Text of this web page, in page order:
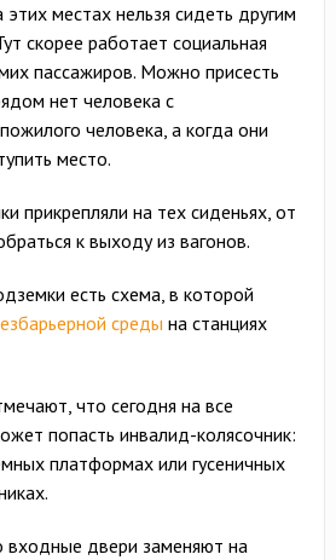
местах нельзя сидеть другим
скорее работает социальная
пассажиров. Можно присесть
нет человека с
человека, а когда они
место.
прикрепляли на тех сиденьях, от
к выходу из вагонов.
есть схема, в которой
среды на станциях
что сегодня на все
попасть инвалид-колясочник:
платформах или гусеничных
входные двери заменяют на